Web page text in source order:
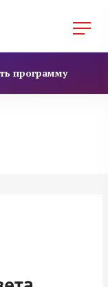
программу